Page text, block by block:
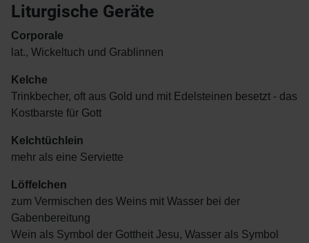
Liturgische Geräte
Corporale
lat., Wickeltuch und Grablinnen
Kelche
Trinkbecher, oft aus Gold und mit Edelsteinen besetzt - das
Kostbarste für Gott
Kelchtüchlein
mehr als eine Serviette
Löffelchen
zum Vermischen des Weins mit Wasser bei der
Gabenbereitung
Wein als Symbol der Gottheit Jesu, Wasser als Symbol